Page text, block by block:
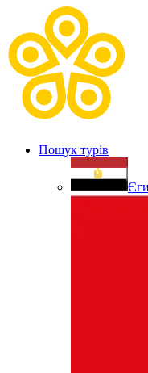
Пошук турів